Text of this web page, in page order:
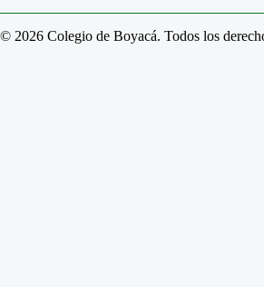
© 2026 Colegio de Boyacá. Todos los